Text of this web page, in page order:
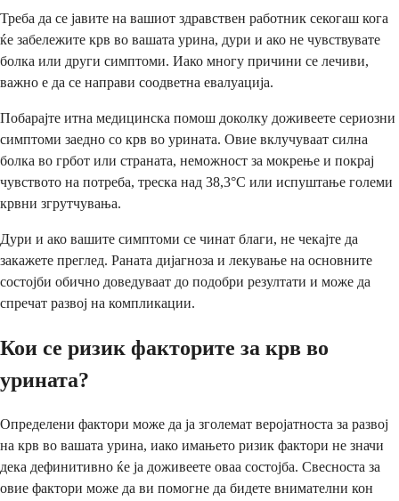
Треба да се јавите на вашиот здравствен работник секогаш кога
ќе забележите крв во вашата урина, дури и ако не чувствувате
болка или други симптоми. Иако многу причини се лечиви,
важно е да се направи соодветна евалуација.
Побарајте итна медицинска помош доколку доживеете сериозни
симптоми заедно со крв во урината. Овие вклучуваат силна
болка во грбот или страната, неможност за мокрење и покрај
чувството на потреба, треска над 38,3°C или испуштање големи
крвни згрутчувања.
Дури и ако вашите симптоми се чинат благи, не чекајте да
закажете преглед. Раната дијагноза и лекување на основните
состојби обично доведуваат до подобри резултати и може да
спречат развој на компликации.
Кои се ризик факторите за крв во
урината?
Определени фактори може да ја зголемат веројатноста за развој
на крв во вашата урина, иако имањето ризик фактори не значи
дека дефинитивно ќе ја доживеете оваа состојба. Свесноста за
овие фактори може да ви помогне да бидете внимателни кон